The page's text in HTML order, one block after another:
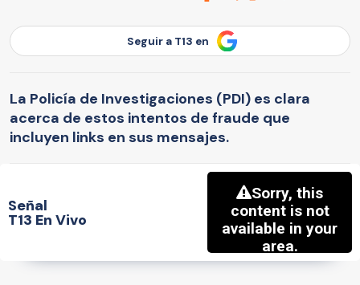
Seguir a T13 en
La Policía de Investigaciones (PDI) es clara
acerca de estos intentos de fraude que
incluyen links en sus mensajes.
Señal
T13 En Vivo